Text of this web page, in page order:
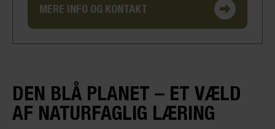
MERE INFO OG KONTAKT
DEN BLÅ PLANET – ET VÆLD
AF NATURFAGLIG LÆRING